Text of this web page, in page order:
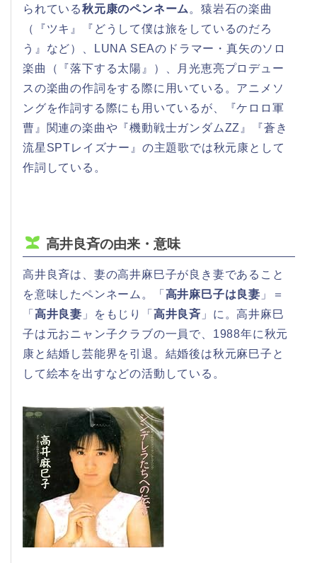
られている秋元康のペンネーム 。猿岩石の楽曲
（『ツキ』『どうして僕は旅をしているのだろ
う』など）、LUNA SEAのドラマー・真矢のソロ
楽曲（『落下する太陽』）、月光恵亮プロデュー
スの楽曲の作詞をする際に用いている。アニメソ
ングを作詞する際にも用いているが、『ケロロ軍
曹』関連の楽曲や『機動戦士ガンダムΖΖ』『蒼き
流星SPTレイズナー』の主題歌では秋元康として
作詞している。
高井良斉の由来・意味
高井良斉は、妻の高井麻巳子が良き妻であること
を意味したペンネーム。「 高井麻巳子は良妻 」＝
「 高井良妻 」をもじり「 高井良斉 」に。高井麻巳
子は元おニャン子クラブの一員で、1988年に秋元
康と結婚し芸能界を引退。結婚後は秋元麻巳子と
して絵本を出すなどの活動している。